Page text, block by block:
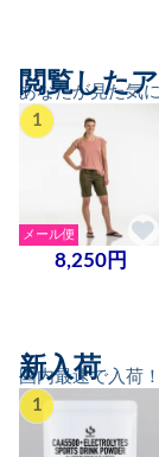
あなたが見た気
閲覧した
1
メール便
8,250円
国内最速で入荷
新入荷
1